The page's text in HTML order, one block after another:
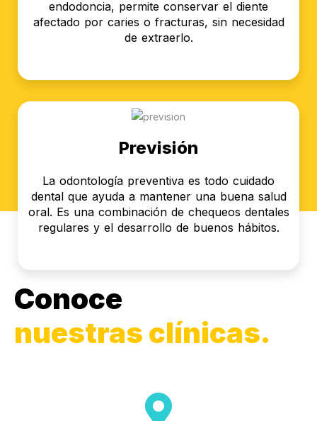
endodoncia, permite conservar el diente
afectado por caries o fracturas, sin necesidad
de extraerlo.
Previsión
La odontología preventiva es todo cuidado
dental que ayuda a mantener una buena salud
oral. Es una combinación de chequeos dentales
regulares y el desarrollo de buenos hábitos.
Conoce
nuestras clínicas.